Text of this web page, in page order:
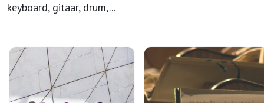
keyboard, gitaar, drum,...